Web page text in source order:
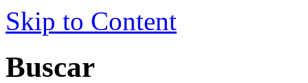
Skip to Content
Buscar